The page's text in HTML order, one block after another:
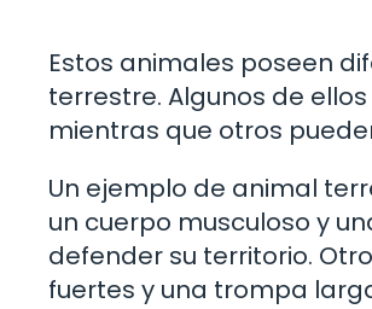
Estos animales poseen
terrestre. Algunos de
mientras que otros
Un ejemplo de animal
un cuerpo musculoso y
defender su territorio.
fuertes y una trompa